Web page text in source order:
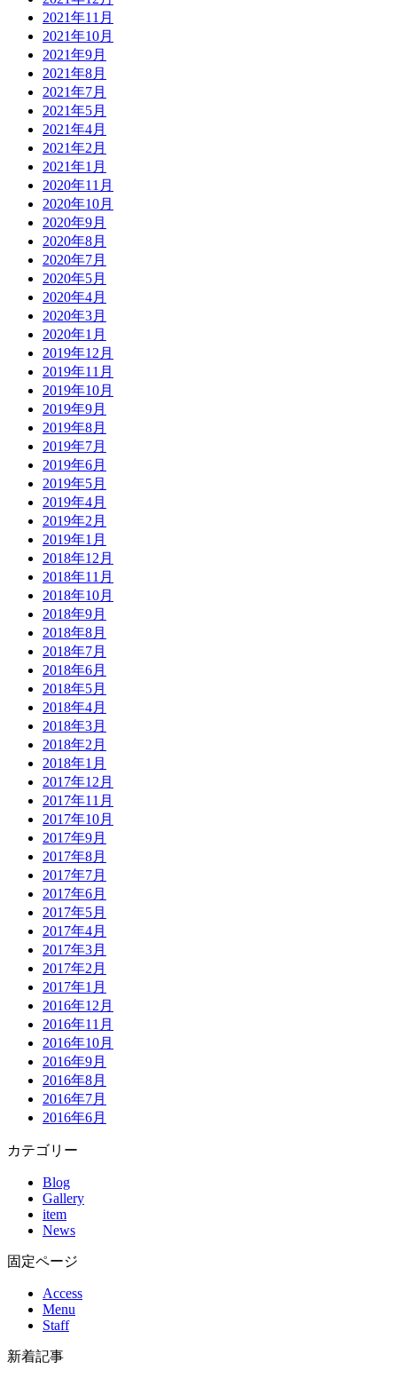
2021年11月
2021年10月
2021年9月
2021年8月
2021年7月
2021年5月
2021年4月
2021年2月
2021年1月
2020年11月
2020年10月
2020年9月
2020年8月
2020年7月
2020年5月
2020年4月
2020年3月
2020年1月
2019年12月
2019年11月
2019年10月
2019年9月
2019年8月
2019年7月
2019年6月
2019年5月
2019年4月
2019年2月
2019年1月
2018年12月
2018年11月
2018年10月
2018年9月
2018年8月
2018年7月
2018年6月
2018年5月
2018年4月
2018年3月
2018年2月
2018年1月
2017年12月
2017年11月
2017年10月
2017年9月
2017年8月
2017年7月
2017年6月
2017年5月
2017年4月
2017年3月
2017年2月
2017年1月
2016年12月
2016年11月
2016年10月
2016年9月
2016年8月
2016年7月
2016年6月
カテゴリー
Blog
Gallery
item
News
固定ページ
Access
Menu
Staff
新着記事